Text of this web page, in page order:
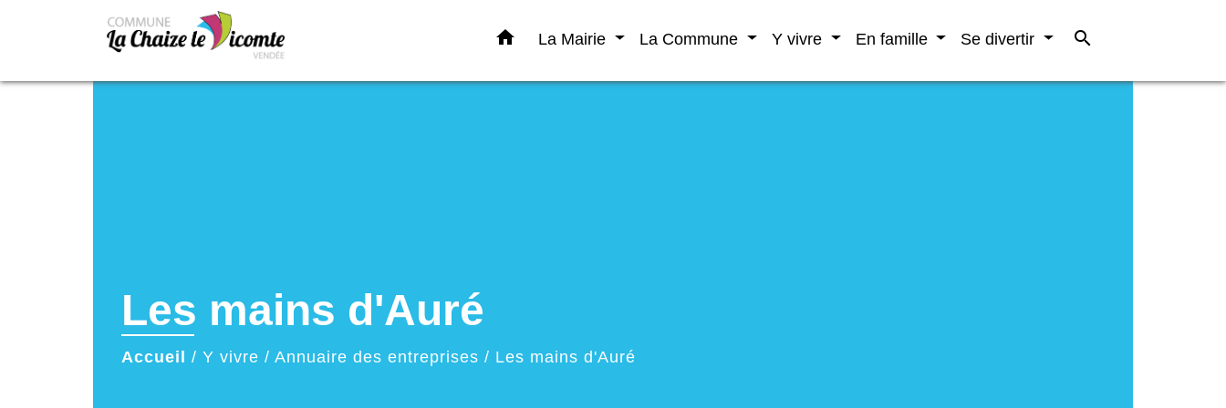
home La Mairie La Commune Y vivre En famille Se divertir search
Les mains d'Auré
Accueil / Y vivre / Annuaire des entreprises / Les mains d'Auré